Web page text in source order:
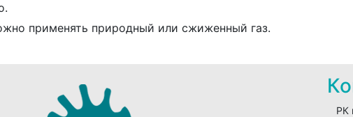
применять природный или сжиженный газ.
РК